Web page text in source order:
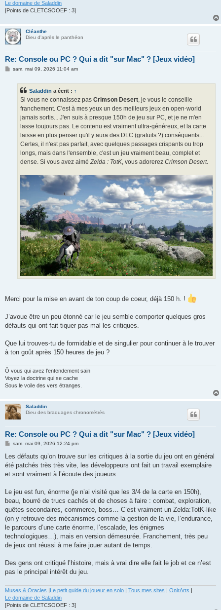
Le domaine de Saladdin
[Points de CLETCSOOEF : 3]
Cléanthe
Dieu d'après le panthéon
Re: Console ou PC ? Qui a dit "sur Mac" ? [Jeux vidéo]
Msam. mai 09, 2026 11:04 am
Saladdin a écrit : ↑
Si vous ne connaissez pas Crimson Desert, je vous le conseille
franchement. C'est à mes yeux un des meilleurs jeux en open-world
jamais sortis... J'en suis à presque 150h de jeu sur PC, et je ne m'en
lasse toujours pas. Le contenu est vraiment ultra-généreux, et la carte
laisse en plus penser qu'il y aura des DLC (gratuits ?) conséquents...
Certes, il n'est pas parfait, avec quelques passages crispants ou trop
longs, mais dans l'ensemble, c'est un jeu vraiment beau, complet et
dense. Si vous avez aiméZelda : TotK, vous adorerez Crimson Desert.
Merci pour la mise en avant de ton coup de coeur, déjà 150 h. !
J’avoue être un peu étonné car le jeu semble comporter quelques gros
défauts qui ont fait tiquer pas mal les critiques.
Que lui trouves-tu de formidable et de singulier pour continuer à le trouver
à ton goût après 150 heures de jeu ?
Ô vous qui avez l'entendement sain
Voyez la doctrine qui se cache
Sous le voile des vers étranges.
Saladdin
Dieu des braquages chronométrés
Re: Console ou PC ? Qui a dit "sur Mac" ? [Jeux vidéo]
M
s
a
g
sam. mai 09, 2026 12:24 pm
Les défauts qu’on trouve sur les critiques à la sortie du jeu ont en général
été patchés très très vite, les développeurs ont fait un travail exemplaire
et sont vraiment à l’écoute des joueurs.
Le jeu est fun, énorme (je n’ai visité que les 3/4 de la carte en 150h),
beau, bourré de trucs cachés et de choses à faire : combat, exploration,
quêtes secondaires, commerce, boss… C’est vraiment un Zelda:TotK-like
(on y retrouve des mécanismes comme la gestion de la vie, l’endurance,
le parcours d’une carte énorme, l’escalade, les énigmes
technologiques…), mais en version démesurée. Franchement, très peu
de jeux ont réussi à me faire jouer autant de temps.
Des gens ont critiqué l’histoire, mais à vrai dire elle fait le job et ce n’est
pas le principal intérêt du jeu.
Muses & Oracles |Le petit guide du joueur en solo | Tous mes sites | OnirArts |
Le domaine de Saladdin
[Points de CLETCSOOEF : 3]